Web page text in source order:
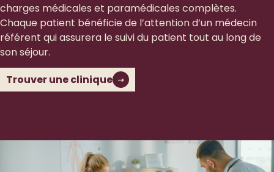
charges médicales et paramédicales complètes.
Chaque patient bénéficie de l’attention d’un médecin
référent qui assurera le suivi du patient tout au long de
son séjour.
Trouver une clinique